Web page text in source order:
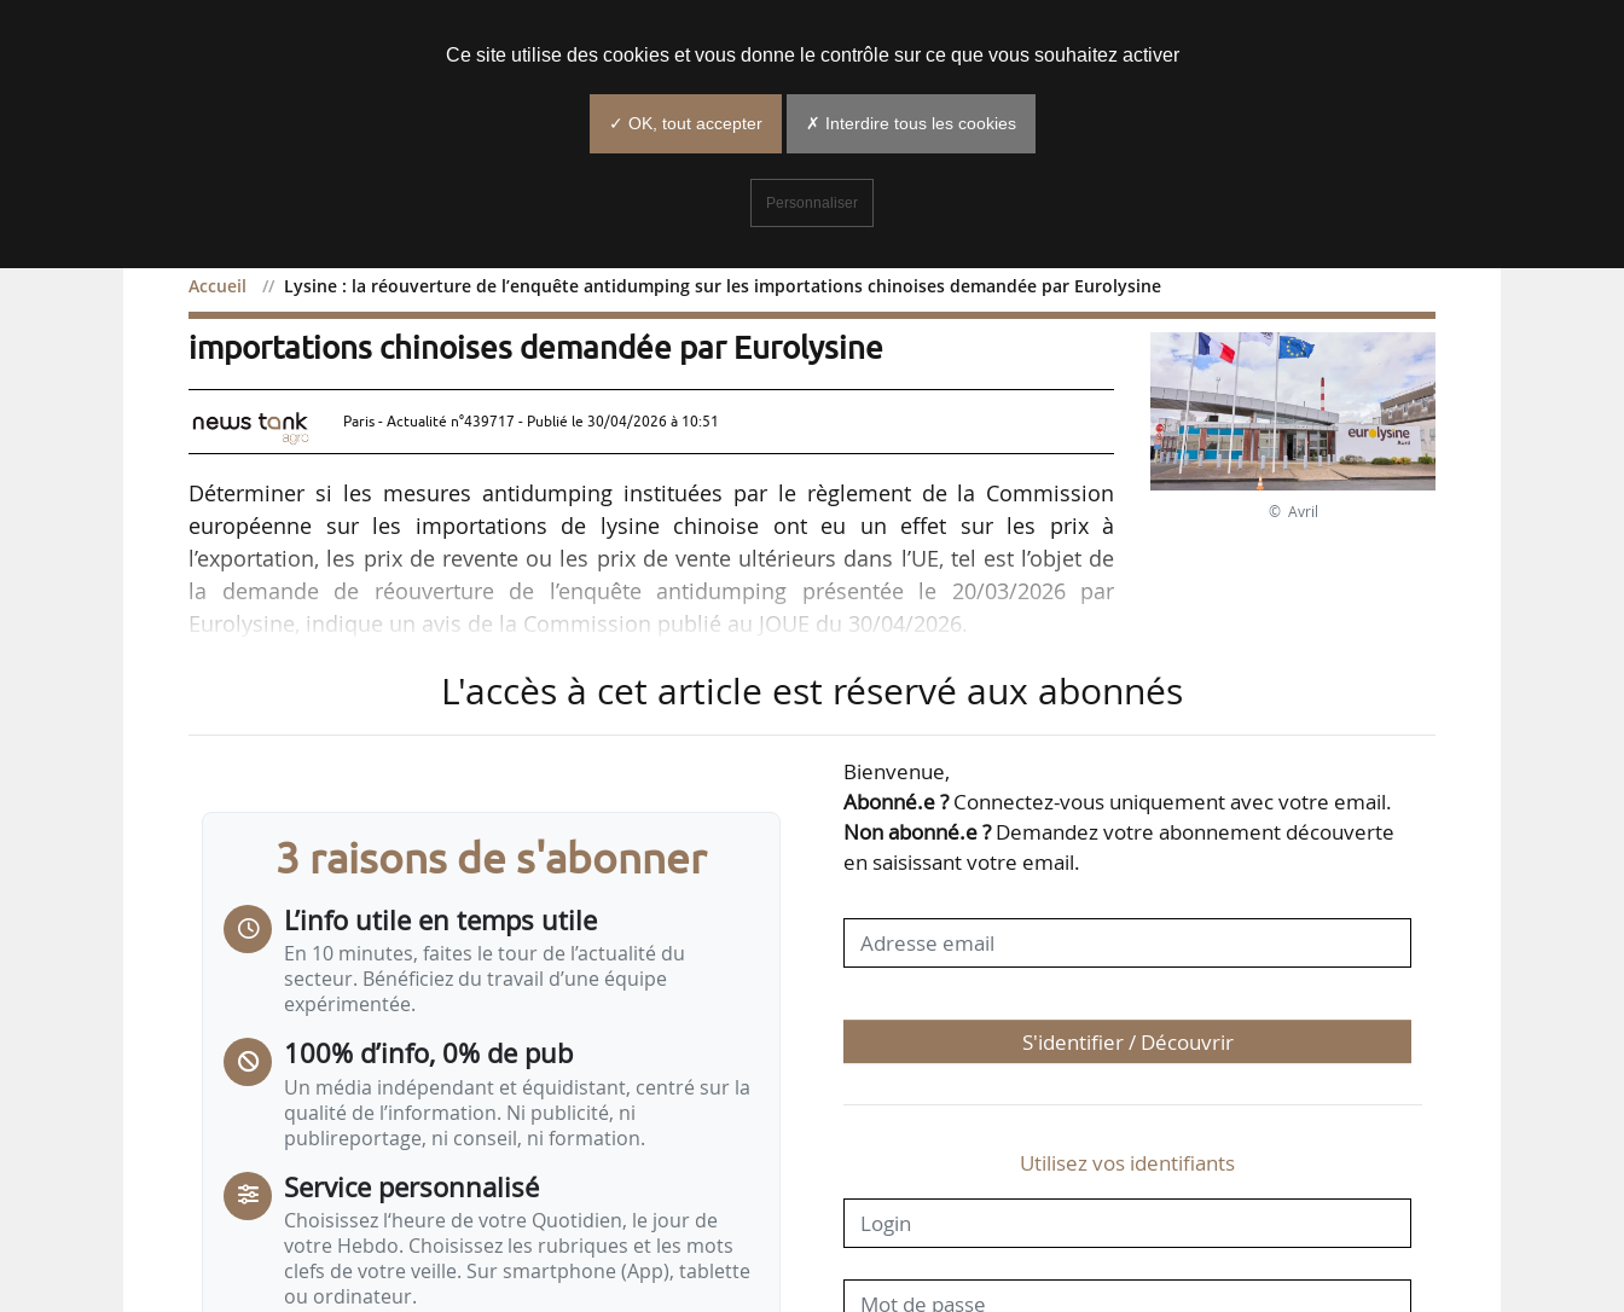
Accueil Lysine : la réouverture de l’enquête antidumping sur les importations chinoises demandée par Eurolysine
Lysine : la réouverture de l’enquête antidumping sur les
importations chinoises demandée par Eurolysine
Paris - Actualité n°439717 - Publié le 30/04/2026 à 10:51
Déterminer si les mesures antidumping instituées par le règlement de la Commission
européenne sur les importations de lysine chinoise ont eu un effet sur les prix à
l’exportation, les prix de revente ou les prix de vente ultérieurs dans l’UE, tel est l’objet de
la demande de réouverture de l’enquête antidumping présentée le 20/03/2026 par
Eurolysine, indique un avis de la Commission publié au JOUE du 30/04/2026.
« Le requérant a fourni des éléments de preuve suffisants montrant qu’après la période
Il ressort des éléments contenus dans la demande que la baisse des prix à l’exportation ne
© Avril
L'accès à cet article est réservé aux abonnés
3 raisons de s'abonner
L’info utile en temps utile
En 10 minutes, faites le tour de l’actualité du
secteur. Bénéficiez du travail d’une équipe
expérimentée.
100% d’info, 0% de pub
Un média indépendant et équidistant, centré sur la
qualité de l’information. Ni publicité, ni
publireportage, ni conseil, ni formation.
Service personnalisé
Choisissez l‘heure de votre Quotidien, le jour de
votre Hebdo. Choisissez les rubriques et les mots
clefs de votre veille. Sur smartphone (App), tablette
ou ordinateur.
Bienvenue,
Abonné.e ?Connectez-vous uniquement avec votre email.
Non abonné.e ?Demandez votre abonnement découverte
en saisissant votre email.
S'identifier / Découvrir
Utilisez vos identifiants
Ce site utilise des cookies et vous donne le contrôle sur ce que vous souhaitez activer
✓ OK, tout accepter ✗ Interdire tous les cookies
Personnaliser